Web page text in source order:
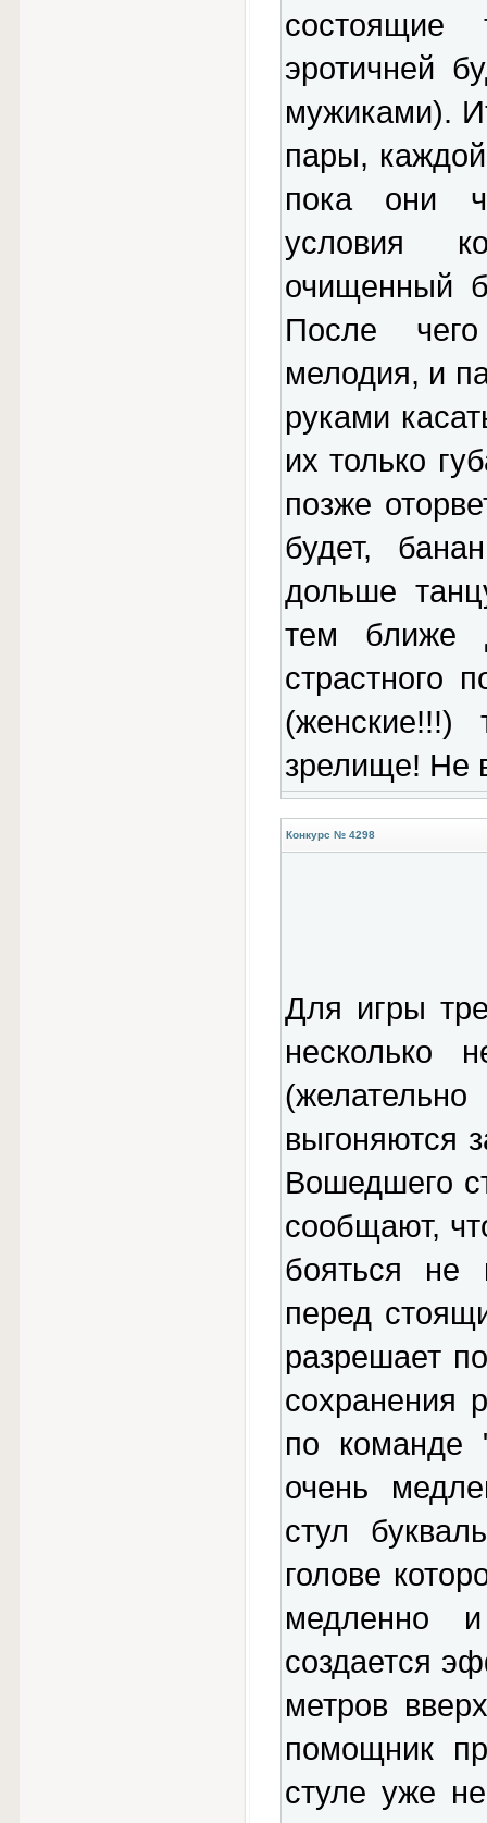
эротичней
мужиками).
пары,
пока они
условия
очищенный
После
мелодия, и
руками
их только
позже
будет,
дольше
тем ближе
страстного
(женские!!!)
зрелище! Не
Конкурс № 4298
Для игры
несколько
выгоняются
Вошедшего
сообщают,
бояться
перед
разрешает
сохранения
по команде
очень
стул
голове
медленно
создается
метров
помощник
стуле уже